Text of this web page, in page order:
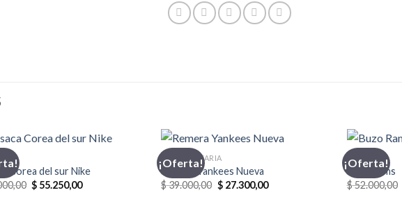
Corea del sur Nike
El
precio
$ 55.250,00El
¡Oferta!
INDUMENTARIA
Remera Yankees Nueva
$39.000,00 El
precio
$27.300,00El
¡Oferta!
BUZO
Buzo Rams
$52.000,00